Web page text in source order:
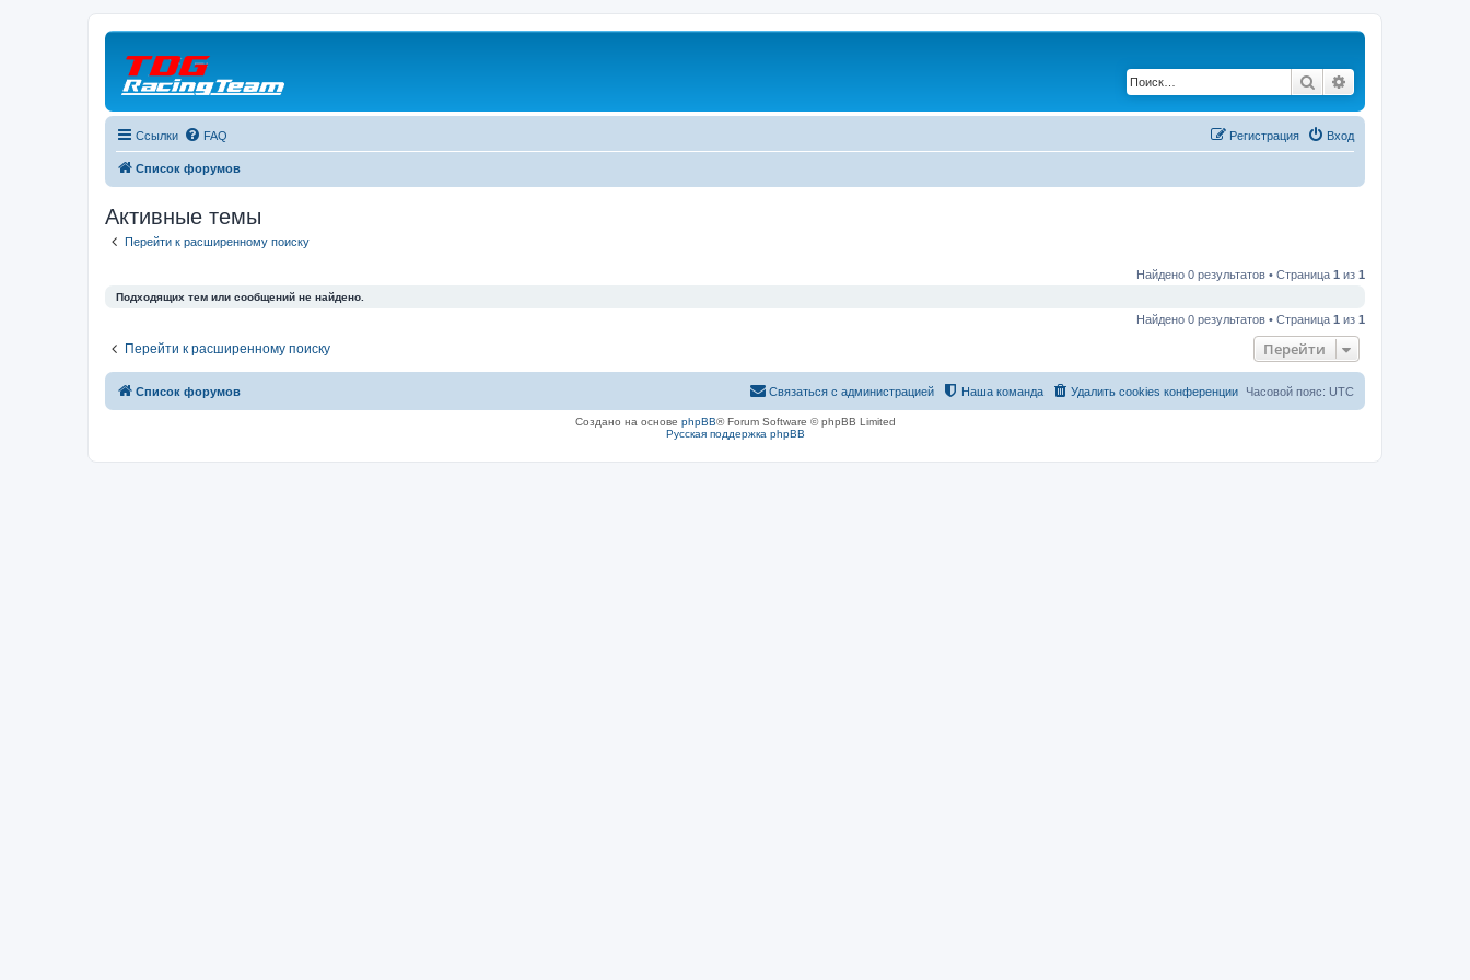
Поиск
Ссылки FAQ Вход
Регистрация
Список форумов
Активные темы
Перейти к расширенному поиску
Найдено 0 результатов • Страница 1 из 1
Подходящих тем или сообщений не найдено.
Найдено 0 результатов • Страница 1 из 1
Перейти к расширенному поиску Перейти
Список форумов Часовой пояс: UTC
Удалить cookies конференции
Наша команда
Связаться с администрацией
Создано на основе phpBB® Forum Software © phpBB Limited
Русская поддержка phpBB